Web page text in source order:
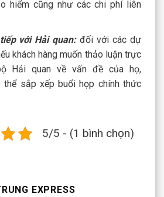
hiểm cũng như các chi phí liên
với Hải quan:đối với các dự
khách hàng muốn thảo luận trực
Hải quan về vấn đề của họ,
thể sắp xếp buổi họp chính thức
5/5 - (1 bình chọn)
EXPRESS